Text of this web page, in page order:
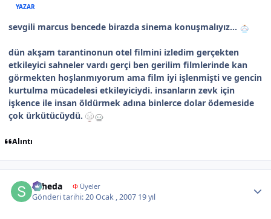
YAZAR
sevgili marcus bencede birazda sinema konuşmalıyız...
dün akşam tarantinonun otel filmini izledim gerçekten
etkileyici sahneler vardı gerçi ben gerilim filmlerinde kan
görmekten hoşlanmıyorum ama film iyi işlenmişti ve gencin
kurtulma mücadelesi etkileyiciydi. insanların zevk için
işkence ile insan öldürmek adına binlerce dolar ödemeside
çok ürkütücüydü.
Alıntı
suheda ΦÜyeler
Gönderi tarihi:20 Ocak , 2007 19 yıl